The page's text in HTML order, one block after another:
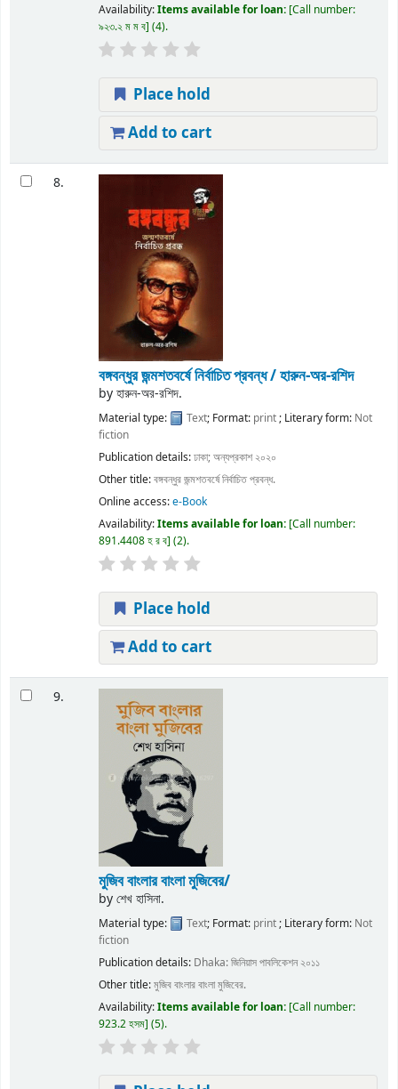
Availability:Items available for loan: Call number:
৯২৩.২ ম ম ব (4).
Place hold
Add to cart
8.
বঙ্গবন্ধুর জন্মশতবর্ষে নির্বাচিত প্রবন্ধ / হারুন-অর-রশিদ
byহারুন-অর-রশিদ.
Material type: Text; Format: print; Literary form: Not
fiction
Publication details:ঢাকা;অন্যপ্রকাশ ২০২০
Other title:বঙ্গবন্ধুর জন্মশতবর্ষে নির্বাচিত প্রবন্ধ.
Online access:e-Book
Availability:Items available for loan: Call number:
891.4408 হ র ব (2).
Place hold
Add to cart
9.
মুজিব বাংলার বাংলা মুজিবের/
byশেখ হাসিনা.
Material type: Text; Format: print ; Literary form: Not
fiction
Publication details: Dhaka:জিনিয়াস পাবলিকেশন ২০১১
Other title:মুজিব বাংলার বাংলা মুজিবের.
Availability:Items available for loan: Call number:
923.2 হসম (5).